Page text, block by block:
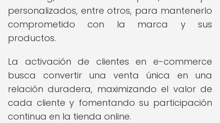
personalizados, entre otros, para mantenerlo
comprometido con la marca y sus
productos.
La activación de clientes en e-commerce
busca convertir una venta única en una
relación duradera, maximizando el valor de
cada cliente y fomentando su participación
continua en la tienda online.